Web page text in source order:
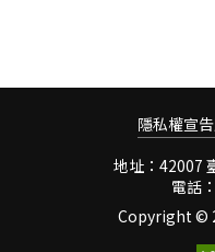
隱私權宣告
地址：42007
電話
Copyright ©